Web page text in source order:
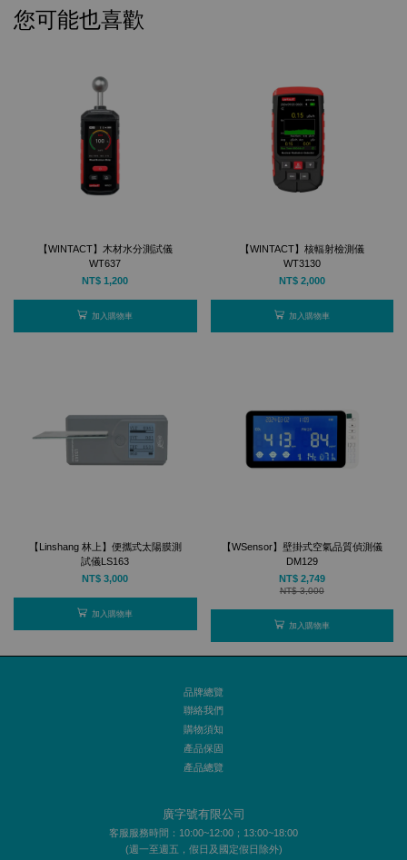
您可能也喜歡
【WINTACT】木材水分測試儀
WT637
NT$ 1,200
加入購物車
【WINTACT】核輻射檢測儀
WT3130
NT$ 2,000
加入購物車
【Linshang 林上】便攜式太陽膜測
試儀LS163
NT$ 3,000
加入購物車
【WSensor】壁掛式空氣品質偵測儀
DM129
NT$ 2,749
NT$ 3,000
加入購物車
品牌總覽
聯絡我們
購物須知
產品保固
產品總覽
廣字號有限公司
客服服務時間：10:00~12:00；13:00~18:00
(週一至週五，假日及國定假日除外)